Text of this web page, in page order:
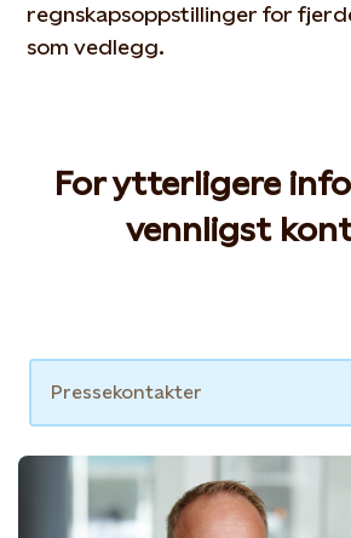
regnskapsoppstillinger for
som vedlegg.
For ytterligere
vennligst
Pressekontakter